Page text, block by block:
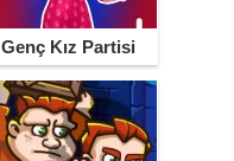
Genç Kız Partisi